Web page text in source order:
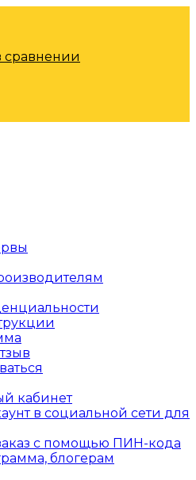
сравнении
кабинет
в социальной сети для
с помощью ПИН-кода
блогерам